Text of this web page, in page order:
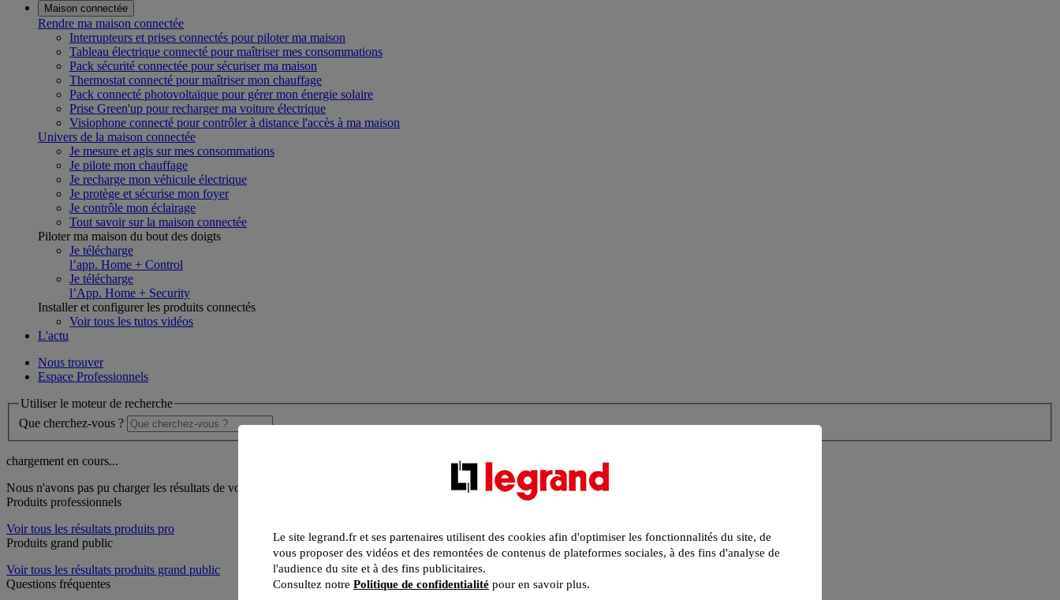
Maison connectée
Rendre ma maison connectée
Interrupteurs et prises connectés pour piloter ma maison
Tableau électrique connecté pour maîtriser mes consommations
Pack sécurité connectée pour sécuriser ma maison
Thermostat connecté pour maîtriser mon chauffage
Pack connecté photovoltaïque pour gérer mon énergie solaire
Prise Green'up pour recharger ma voiture électrique
Visiophone connecté pour contrôler à distance l'accès à ma maison
Univers de la maison connectée
Je mesure et agis sur mes consommations
Je pilote mon chauffage
Je recharge mon véhicule électrique
Je protège et sécurise mon foyer
Je contrôle mon éclairage
Tout savoir sur la maison connectée
Piloter ma maison du bout des doigts
Je télécharge
l’app. Home + Control
Je télécharge
l’App. Home + Security
Installer et configurer les produits connectés
Voir tous les tutos vidéos
L'actu
Nous trouver
Espace Professionnels
Utiliser le moteur de recherche
Que cherchez-vous ?
chargement en cours...
Nous n'avons pas pu charger les résultats de votre recherche
Produits professionnels
Voir tous les résultats produits pro
Produits grand public
Voir tous les résultats produits grand public
Questions fréquentes
Le site legrand.fr et ses partenaires utilisent des cookies afin d'optimiser les fonctionnalités du site, de
vous proposer des vidéos et des remontées de contenus de plateformes sociales, à des fins d'analyse de
l'audience du site et à des fins publicitaires.
Consultez notre Politique de confidentialité pour en savoir plus.